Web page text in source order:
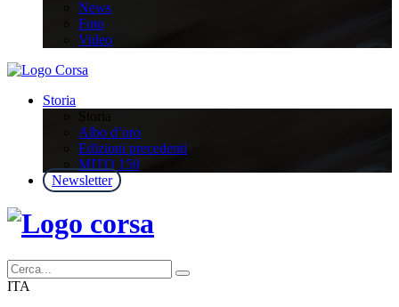
News
Foto
Video
Storia
Albo d’oro
Edizioni precedenti
MITO 150
Newsletter
ITA